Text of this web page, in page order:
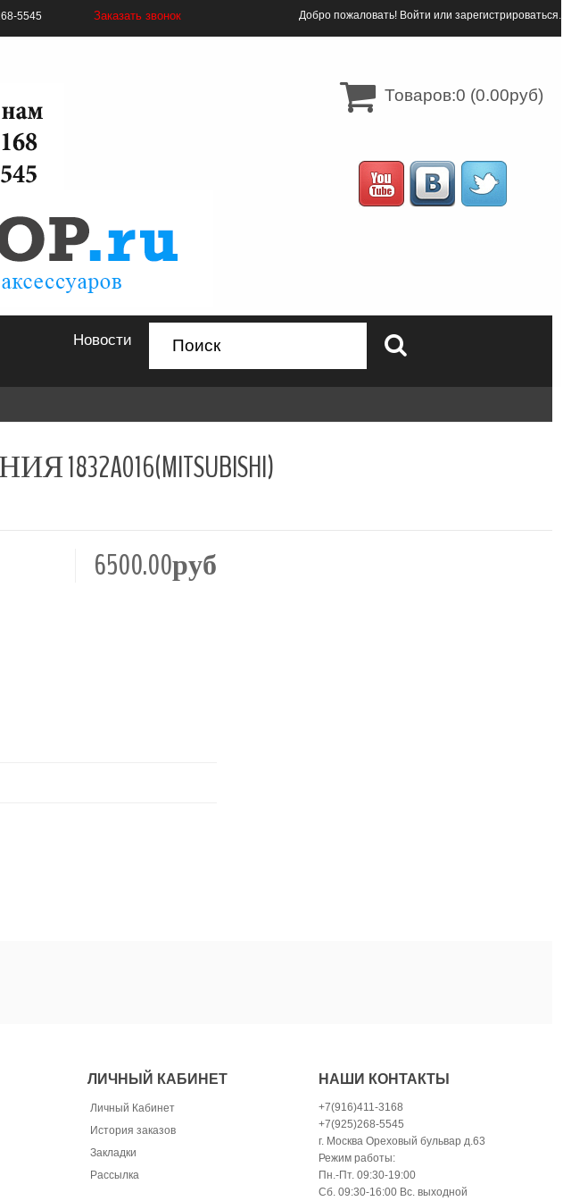
5545 Заказать звонок Добро пожаловать! Войти или зарегистрироваться.
Товаров:0 (0.00руб)
Новости
6500.00руб
ЛИЧНЫЙ КАБИНЕТ
Личный Кабинет
История заказов
Закладки
Рассылка
НАШИ КОНТАКТЫ
+7(916)411-3168
+7(925)268-5545
г. Москва Ореховый бульвар д.63
Режим работы:
Пн.-Пт. 09:30-19:00
Сб. 09:30-16:00 Вс. выходной